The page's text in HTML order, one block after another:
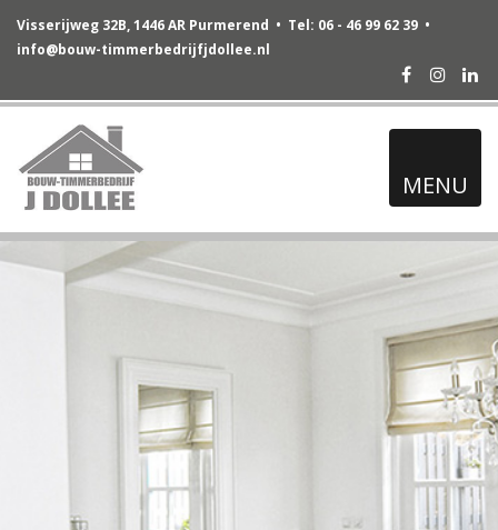
Visserijweg 32B, 1446 AR Purmerend • Tel: 06 - 46 99 62 39 •
info@bouw-timmerbedrijfjdollee.nl
Facebook
MENU